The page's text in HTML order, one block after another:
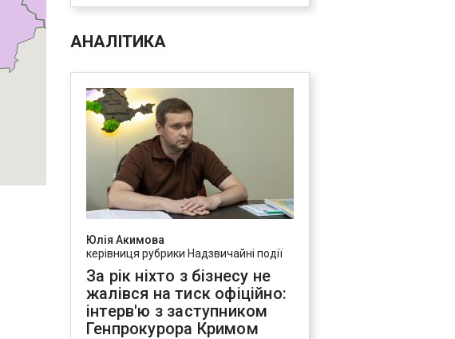
АНАЛІТИКА
Юлія Акимова
керівниця рубрики Надзвичайні події
За рік ніхто з бізнесу не
жалівся на тиск офіційно:
інтерв'ю з заступником
Генпрокурора Кримом